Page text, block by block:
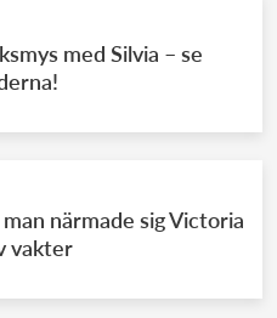
med Silvia – se
närmade sig Victoria
vakter